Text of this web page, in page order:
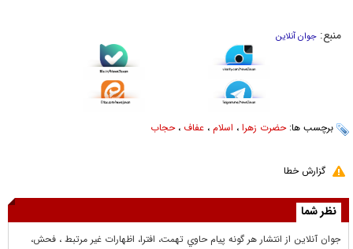
منبع: جوان آنلاین
برچسب ها:حضرت زهرا ، اسلام ، عفاف ،حجاب
گزارش خطا
نظر شما
جوان آنلاين از انتشار هر گونه پيام حاوي تهمت، افترا، اظهارات غير مرتبط ، فحش،